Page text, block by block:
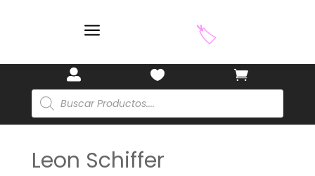
a
 

Búsqueda
de
productos
Leon Schiffer
🏷️